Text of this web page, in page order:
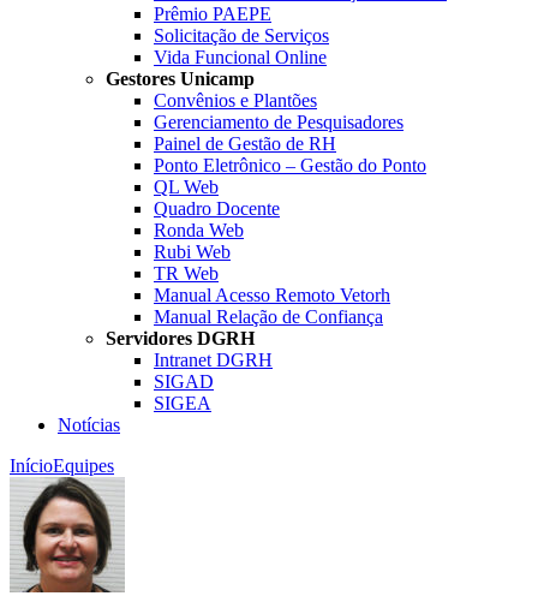
Prêmio PAEPE
Solicitação de Serviços
Vida Funcional Online
Gestores Unicamp
Convênios e Plantões
Gerenciamento de Pesquisadores
Painel de Gestão de RH
Ponto Eletrônico – Gestão do Ponto
QL Web
Quadro Docente
Ronda Web
Rubi Web
TR Web
Manual Acesso Remoto Vetorh
Manual Relação de Confiança
Servidores DGRH
Intranet DGRH
SIGAD
SIGEA
Notícias
InícioEquipes